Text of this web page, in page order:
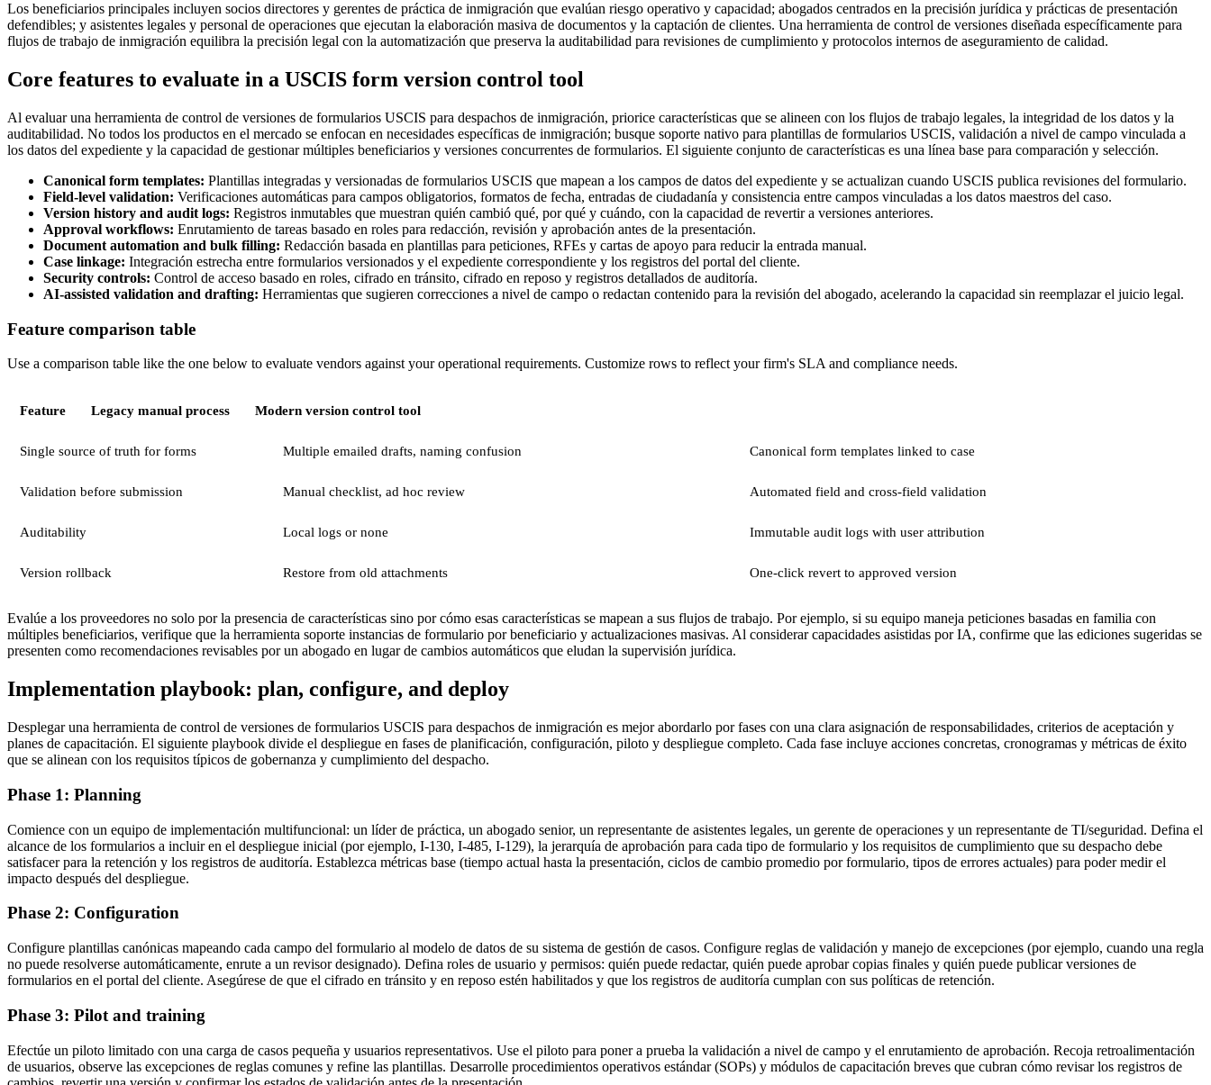
Los beneficiarios principales incluyen socios directores y gerentes de práctica de inmigración que evalúan riesgo operativo y capacidad; abogados centrados en la precisión jurídica y prácticas de presentación
defendibles; y asistentes legales y personal de operaciones que ejecutan la elaboración masiva de documentos y la captación de clientes. Una herramienta de control de versiones diseñada específicamente para
flujos de trabajo de inmigración equilibra la precisión legal con la automatización que preserva la auditabilidad para revisiones de cumplimiento y protocolos internos de aseguramiento de calidad.
Core features to evaluate in a USCIS form version control tool
Al evaluar una herramienta de control de versiones de formularios USCIS para despachos de inmigración, priorice características que se alineen con los flujos de trabajo legales, la integridad de los datos y la
auditabilidad. No todos los productos en el mercado se enfocan en necesidades específicas de inmigración; busque soporte nativo para plantillas de formularios USCIS, validación a nivel de campo vinculada a
los datos del expediente y la capacidad de gestionar múltiples beneficiarios y versiones concurrentes de formularios. El siguiente conjunto de características es una línea base para comparación y selección.
Canonical form templates: Plantillas integradas y versionadas de formularios USCIS que mapean a los campos de datos del expediente y se actualizan cuando USCIS publica revisiones del formulario.
Field-level validation: Verificaciones automáticas para campos obligatorios, formatos de fecha, entradas de ciudadanía y consistencia entre campos vinculadas a los datos maestros del caso.
Version history and audit logs: Registros inmutables que muestran quién cambió qué, por qué y cuándo, con la capacidad de revertir a versiones anteriores.
Approval workflows: Enrutamiento de tareas basado en roles para redacción, revisión y aprobación antes de la presentación.
Document automation and bulk filling: Redacción basada en plantillas para peticiones, RFEs y cartas de apoyo para reducir la entrada manual.
Case linkage: Integración estrecha entre formularios versionados y el expediente correspondiente y los registros del portal del cliente.
Security controls: Control de acceso basado en roles, cifrado en tránsito, cifrado en reposo y registros detallados de auditoría.
AI-assisted validation and drafting: Herramientas que sugieren correcciones a nivel de campo o redactan contenido para la revisión del abogado, acelerando la capacidad sin reemplazar el juicio legal.
Feature comparison table
Use a comparison table like the one below to evaluate vendors against your operational requirements. Customize rows to reflect your firm's SLA and compliance needs.
Feature Legacy manual process Modern version control tool
Single source of truth for forms Multiple emailed drafts, naming confusion Canonical form templates linked to case
Validation before submission Manual checklist, ad hoc review Automated field and cross-field validation
Auditability Local logs or none Immutable audit logs with user attribution
Version rollback Restore from old attachments One-click revert to approved version
Evalúe a los proveedores no solo por la presencia de características sino por cómo esas características se mapean a sus flujos de trabajo. Por ejemplo, si su equipo maneja peticiones basadas en familia con
múltiples beneficiarios, verifique que la herramienta soporte instancias de formulario por beneficiario y actualizaciones masivas. Al considerar capacidades asistidas por IA, confirme que las ediciones sugeridas se
presenten como recomendaciones revisables por un abogado en lugar de cambios automáticos que eludan la supervisión jurídica.
Implementation playbook: plan, configure, and deploy
Desplegar una herramienta de control de versiones de formularios USCIS para despachos de inmigración es mejor abordarlo por fases con una clara asignación de responsabilidades, criterios de aceptación y
planes de capacitación. El siguiente playbook divide el despliegue en fases de planificación, configuración, piloto y despliegue completo. Cada fase incluye acciones concretas, cronogramas y métricas de éxito
que se alinean con los requisitos típicos de gobernanza y cumplimiento del despacho.
Phase 1: Planning
Comience con un equipo de implementación multifuncional: un líder de práctica, un abogado senior, un representante de asistentes legales, un gerente de operaciones y un representante de TI/seguridad. Defina el
alcance de los formularios a incluir en el despliegue inicial (por ejemplo, I-130, I-485, I-129), la jerarquía de aprobación para cada tipo de formulario y los requisitos de cumplimiento que su despacho debe
satisfacer para la retención y los registros de auditoría. Establezca métricas base (tiempo actual hasta la presentación, ciclos de cambio promedio por formulario, tipos de errores actuales) para poder medir el
impacto después del despliegue.
Phase 2: Configuration
Configure plantillas canónicas mapeando cada campo del formulario al modelo de datos de su sistema de gestión de casos. Configure reglas de validación y manejo de excepciones (por ejemplo, cuando una regla
no puede resolverse automáticamente, enrute a un revisor designado). Defina roles de usuario y permisos: quién puede redactar, quién puede aprobar copias finales y quién puede publicar versiones de
formularios en el portal del cliente. Asegúrese de que el cifrado en tránsito y en reposo estén habilitados y que los registros de auditoría cumplan con sus políticas de retención.
Phase 3: Pilot and training
Efectúe un piloto limitado con una carga de casos pequeña y usuarios representativos. Use el piloto para poner a prueba la validación a nivel de campo y el enrutamiento de aprobación. Recoja retroalimentación
de usuarios, observe las excepciones de reglas comunes y refine las plantillas. Desarrolle procedimientos operativos estándar (SOPs) y módulos de capacitación breves que cubran cómo revisar los registros de